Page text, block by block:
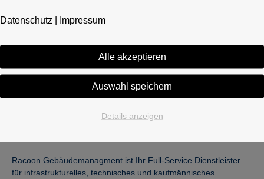
Racoon Gebäudemanagment ist Ihr Full-Service Dienstleister
für infrastrukturelles, technisches und kaufmännisches
Datenschutz Impressum
Alle akzeptieren
Auswahl speichern
Details anzeigen